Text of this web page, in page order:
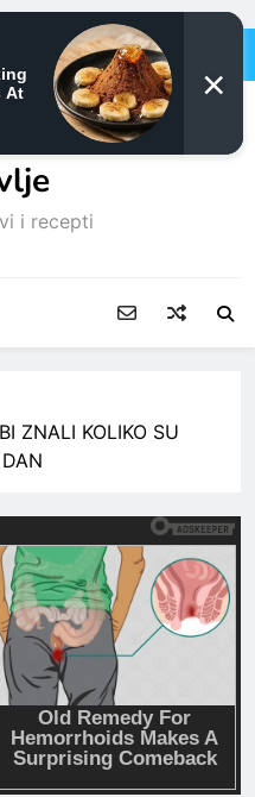
i Prirodno
i recepti
ZNALI KOLIKO SU